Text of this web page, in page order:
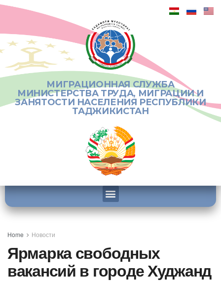
МИГРАЦИОННАЯ СЛУЖБА
МИНИСТЕРСТВА ТРУДА, МИГРАЦИИ И
ЗАНЯТОСТИ НАСЕЛЕНИЯ РЕСПУБЛИКИ
ТАДЖИКИСТАН
Home Новости
Ярмарка свободных
вакансий в городе Худжанд